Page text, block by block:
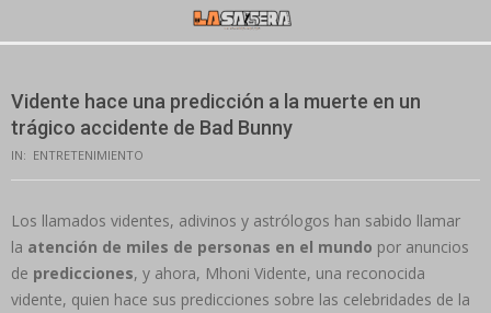
Vidente hace una predicción a la muerte en un
trágico accidente de Bad Bunny
IN: ENTRETENIMIENTO
Los llamados videntes, adivinos y astrólogos han sabido llamar
la atención de miles de personas en el mundo por anuncios
de predicciones, y ahora, Mhoni Vidente, una reconocida
vidente, quien hace sus predicciones sobre las celebridades de la